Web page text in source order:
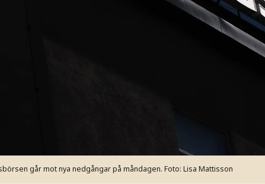
går mot nya nedgångar på måndagen. Foto: Lisa Mattisson